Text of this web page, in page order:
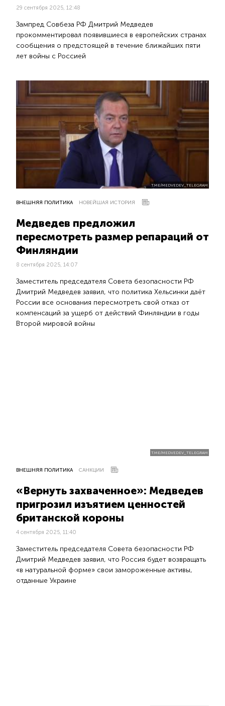
29 сентября 2025, 12:48
Зампред Совбеза РФ Дмитрий Медведев
прокомментировал появившиеся в европейских странах
сообщения о предстоящей в течение ближайших пяти
лет войны с Россией
T.ME/MEDVEDEV_TELEGRAM
ВНЕШНЯЯ ПОЛИТИКА НОВЕЙШАЯ ИСТОРИЯ
Медведев предложил
пересмотреть размер репараций от
Финляндии
8 сентября 2025, 14:07
Заместитель председателя Совета безопасности РФ
Дмитрий Медведев заявил, что политика Хельсинки даёт
России все основания пересмотреть свой отказ от
компенсаций за ущерб от действий Финляндии в годы
Второй мировой войны
T.ME/MEDVEDEV_TELEGRAM
ВНЕШНЯЯ ПОЛИТИКА САНКЦИИ
«Вернуть захваченное»: Медведев
пригрозил изъятием ценностей
британской короны
4 сентября 2025, 11:40
Заместитель председателя Совета безопасности РФ
Дмитрий Медведев заявил, что Россия будет возвращать
«в натуральной форме» свои замороженные активы,
отданные Украине